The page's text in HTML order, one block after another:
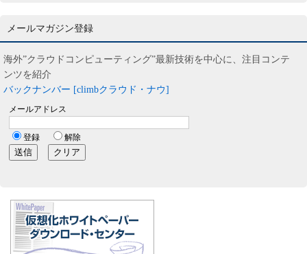
メールマガジン登録
海外”クラウドコンピューティング”最新技術を中心に、注目コンテ
ンツを紹介
バックナンバー [climbクラウド・ナウ]